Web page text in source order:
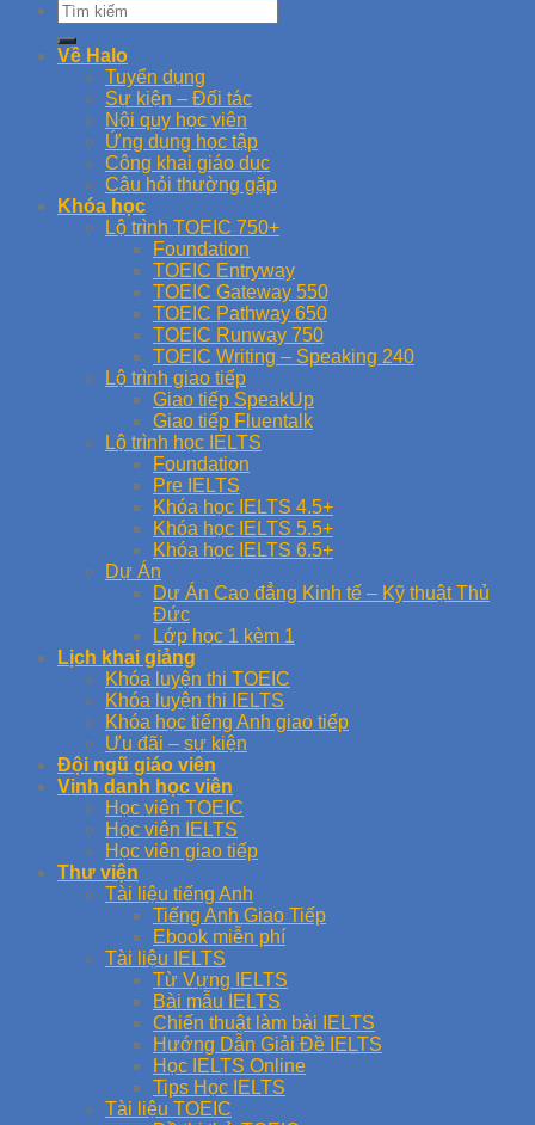
Về Halo
Tuyển dụng
Sự kiện – Đối tác
Nội quy học viên
Ứng dụng học tập
Công khai giáo dục
Câu hỏi thường gặp
Khóa học
Lộ trình TOEIC 750+
Foundation
TOEIC Entryway
TOEIC Gateway 550
TOEIC Pathway 650
TOEIC Runway 750
TOEIC Writing – Speaking 240
Lộ trình giao tiếp
Giao tiếp SpeakUp
Giao tiếp Fluentalk
Lộ trình học IELTS
Foundation
Pre IELTS
Khóa học IELTS 4.5+
Khóa học IELTS 5.5+
Khóa học IELTS 6.5+
Dự Án
Dự Án Cao đẳng Kinh tế – Kỹ thuật Thủ
Đức
Lớp học 1 kèm 1
Lịch khai giảng
Khóa luyện thi TOEIC
Khóa luyện thi IELTS
Khóa học tiếng Anh giao tiếp
Ưu đãi – sự kiện
Đội ngũ giáo viên
Vinh danh học viên
Học viên TOEIC
Học viên IELTS
Học viên giao tiếp
Thư viện
Tài liệu tiếng Anh
Tiếng Anh Giao Tiếp
Ebook miễn phí
Tài liệu IELTS
Từ Vựng IELTS
Bài mẫu IELTS
Chiến thuật làm bài IELTS
Hướng Dẫn Giải Đề IELTS
Học IELTS Online
Tips Học IELTS
Tài liệu TOEIC